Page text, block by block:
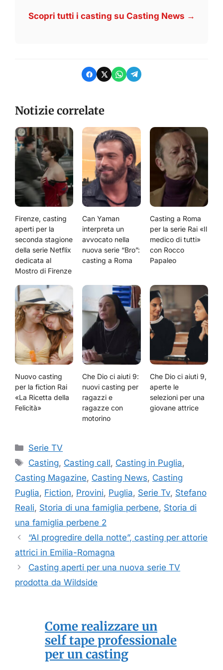
Scopri tutti i casting su Casting News →
Notizie correlate
Firenze, casting
aperti per la
seconda stagione
della serie Netflix
dedicata al
Mostro di Firenze
Can Yaman
interpreta un
avvocato nella
nuova serie “Bro”:
casting a Roma
Casting a Roma
per la serie Rai «Il
medico di tutti»
con Rocco
Papaleo
Nuovo casting
per la fiction Rai
«La Ricetta della
Felicità»
Che Dio ci aiuti 9:
nuovi casting per
ragazzi e
ragazze con
motorino
Che Dio ci aiuti 9,
aperte le
selezioni per una
giovane attrice
Categorie
Serie TV
Tag
Casting, Casting call, Casting in Puglia,
Casting Magazine, Casting News, Casting
Puglia, Fiction, Provini, Puglia, Serie Tv, Stefano
Reali, Storia di una famiglia perbene, Storia di
una famiglia perbene 2
“Al progredire della notte”, casting per attorie
attrici in Emilia-Romagna
Casting aperti per una nuova serie TV
prodotta da Wildside
Come realizzare un
self tape professionale
per un casting